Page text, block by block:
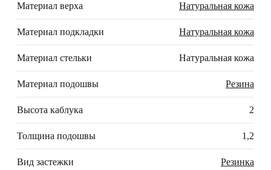
Материал верха Натуральная кожа
Материал подкладки Натуральная кожа
Материал стельки Натуральная кожа
Материал подошвы Резина
Высота каблука 2
Толщина подошвы 1,2
Вид застежки Резинка